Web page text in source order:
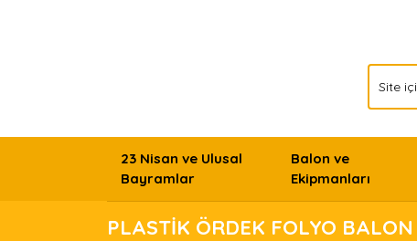
23 Nisan ve Ulusal
Bayramlar
Balon ve
Ekipmanları
PLASTİK ÖRDEK FOLYO BALON